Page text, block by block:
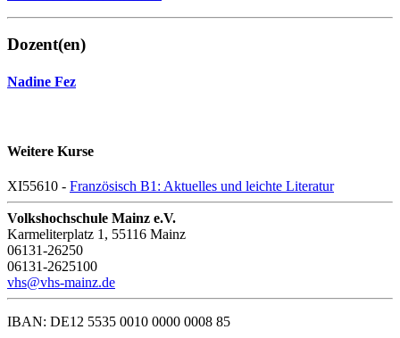
Dozent(en)
Nadine Fez
Weitere Kurse
XI55610 - Französisch B1: Aktuelles und leichte Literatur
Volkshochschule Mainz e.V.
Karmeliterplatz 1, 55116 Mainz
06131-26250
06131-2625100
vhs@vhs-mainz.de
IBAN: DE12 5535 0010 0000 0008 85